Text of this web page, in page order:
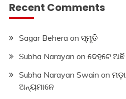
Recent Comments
Sagar Behera on ସ୍ମୃତି
Subha Narayan on ଦେହଟେ ଅଛି
Subha Narayan Swain on
ଅନ୍ୟମାନେ